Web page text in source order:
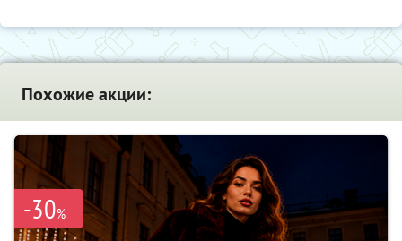
Похожие акции:
-30%